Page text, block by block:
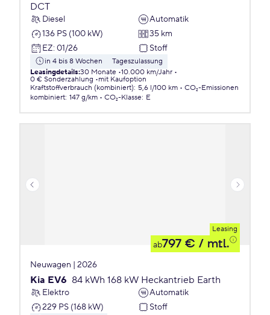
DCT
Diesel
Automatik
136 PS (100 kW)
35 km
EZ: 01/26 Stoff
in 4 bis 8 Wochen
Tageszulassung
Leasingdetails:30 Monate 10.000 km/Jahr
0 € Sonderzahlung
mit Kaufoption
Kraftstoffverbrauch (kombiniert): 5,6 l/100 km
CO₂-Emissionen
kombiniert: 147 g/km CO₂-Klasse: E
Leasing
ab797 € / mtl.
Neuwagen | 2026
Kia EV6 84 kWh 168 kW Heckantrieb Earth
Elektro
Automatik
229 PS (168 kW)
Stoff